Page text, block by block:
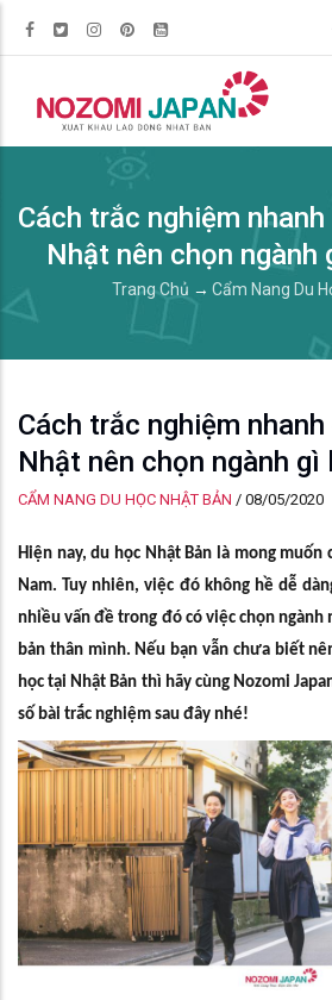
Cách trắc nghiệm
Nhật nên chọn
Trang Chủ → Cẩm Nang Du
Cách trắc nghiệm
Nhật nên chọn ngành
CẨM NANG DU HỌC NHẬT BẢN / 08/05/2020
Hiện nay, du học Nhật Bản là mong
Nam. Tuy nhiên, việc đó không hề dễ
nhiều vấn đề trong đó có việc chọn
bản thân mình. Nếu bạn vẫn chưa biết
học tại Nhật Bản thì hãy cùng Nozomi
số bài trắc nghiệm sau đây nhé!